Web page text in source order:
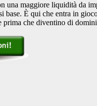
maggiore liquidità da
base. È qui che entra in
prima che diventino di